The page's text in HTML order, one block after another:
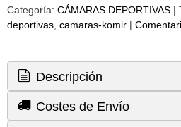
Categoría: CÁMARAS DEPORTIVAS |
deportivas camaras-komir |
Descripción
Costes de Envío